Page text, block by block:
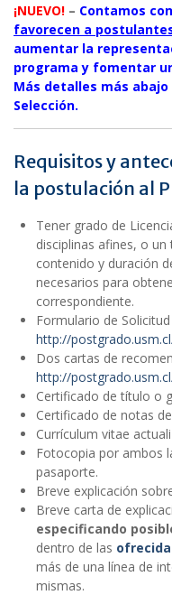
¡NUEVO! – Contamos con
favorecen a
aumentar la
programa y fomentar
Más detalles más
Selección.
Requisitos y
la postulación al
Tener grado de
disciplinas afines, o
contenido y duración
necesarios para
correspondiente.
Formulario de
http://
Dos cartas de
http://
Certificado de título o
Certificado de notas
Currículum vitae
Fotocopia por ambos
pasaporte.
Breve explicación
Breve carta de
especificando
dentro de las
más de una línea de
mismas.